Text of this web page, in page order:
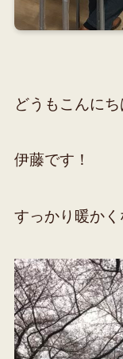
どうもこんにち
伊藤です！
すっかり暖かく